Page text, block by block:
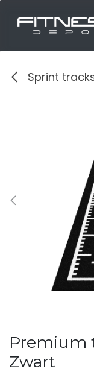
Sprint
Premium
Zwart